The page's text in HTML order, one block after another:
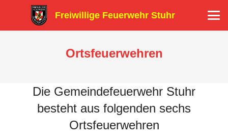
Freiwillige Feuerwehr Stuhr
Ortsfeuerwehren
Die Gemeindefeuerwehr Stuhr
besteht aus folgenden sechs
Ortsfeuerwehren